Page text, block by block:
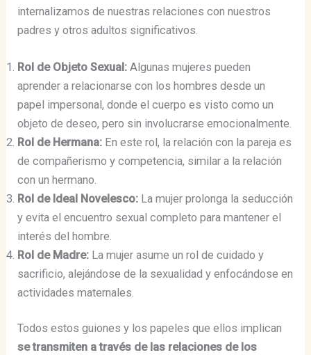
internalizamos de nuestras relaciones con nuestros
padres y otros adultos significativos.
Rol de Objeto Sexual: Algunas mujeres pueden
aprender a relacionarse con los hombres desde un
papel impersonal, donde el cuerpo es visto como un
objeto de deseo, pero sin involucrarse emocionalmente​​.
Rol de Hermana: En este rol, la relación con la pareja es
de compañerismo y competencia, similar a la relación
con un hermano.
Rol de Ideal Novelesco: La mujer prolonga la seducción
y evita el encuentro sexual completo para mantener el
interés del hombre.
Rol de Madre: La mujer asume un rol de cuidado y
sacrificio, alejándose de la sexualidad y enfocándose en
actividades maternales.
Todos estos guiones y los papeles que ellos implican
se transmiten a través de las relaciones de los